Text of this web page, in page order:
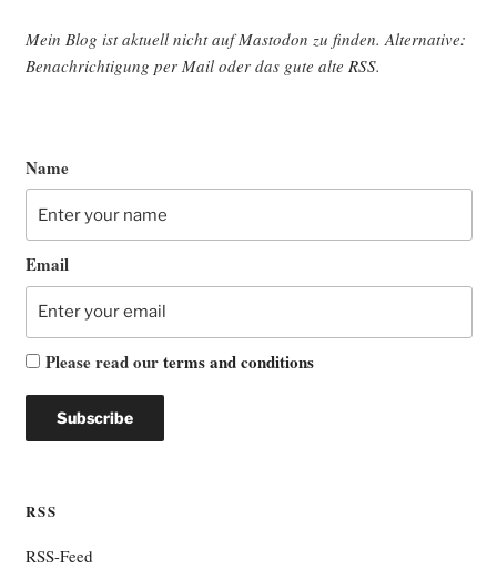
Mein Blog ist aktu­ell nicht auf Mast­o­don zu fin­den. Alter­na­ti­ve:
Benach­rich­ti­gung per Mail oder das gute alte RSS.
Name
Email
Please read ourterms and conditions
RSS
RSS-Feed